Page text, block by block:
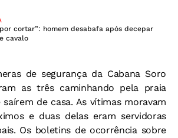
cortar”: homem desabafa após decepar
cavalo
de segurança da Cabana Soro
as três caminhando pela praia
de casa. As vítimas moravam
e duas delas eram servidoras
Os boletins de ocorrência sobre